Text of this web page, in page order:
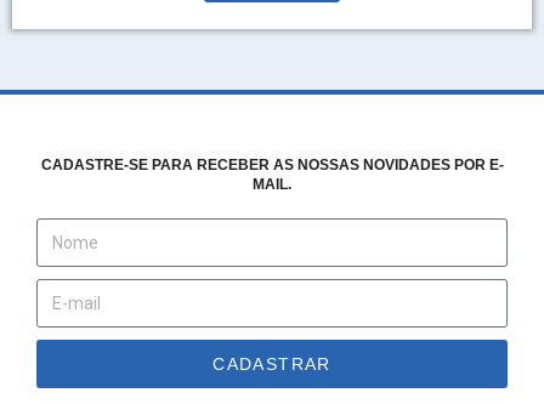
CADASTRE-SE PARA RECEBER AS NOSSAS NOVIDADES POR E-
MAIL.
CADASTRAR